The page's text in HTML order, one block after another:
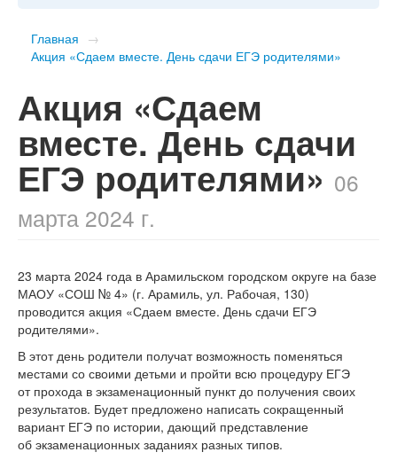
Главная →
Акция «Сдаем вместе. День сдачи ЕГЭ родителями»
Акция «Сдаем
вместе. День сдачи
ЕГЭ родителями» 06
марта 2024 г.
23 марта 2024 года в Арамильском городском округе на базе
МАОУ «СОШ № 4» (г. Арамиль, ул. Рабочая, 130)
проводится акция «Сдаем вместе. День сдачи ЕГЭ
родителями».
В этот день родители получат возможность поменяться
местами со своими детьми и пройти всю процедуру ЕГЭ
от прохода в экзаменационный пункт до получения своих
результатов. Будет предложено написать сокращенный
вариант ЕГЭ по истории, дающий представление
об экзаменационных заданиях разных типов.